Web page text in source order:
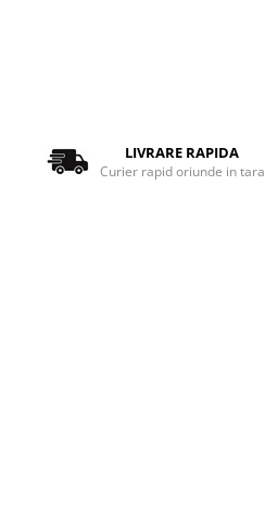
LIVRARE RAPIDA
Curier rapid oriunde in tara